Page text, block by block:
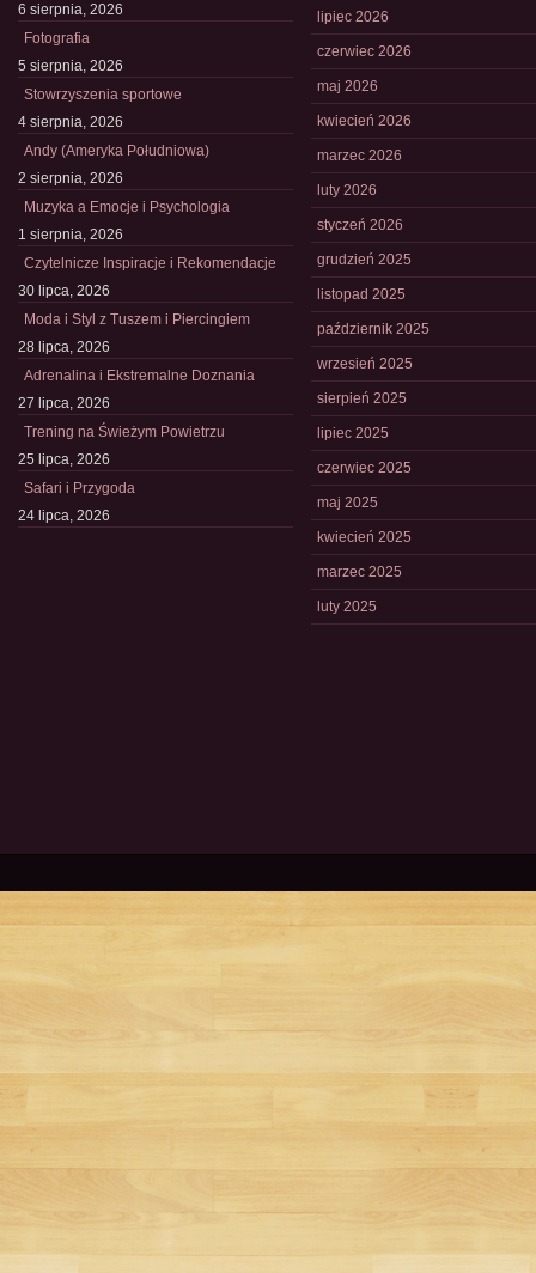
6 sierpnia, 2026
Fotografia
5 sierpnia, 2026
Stowrzyszenia sportowe
4 sierpnia, 2026
Andy (Ameryka Południowa)
2 sierpnia, 2026
Muzyka a Emocje i Psychologia
1 sierpnia, 2026
Czytelnicze Inspiracje i Rekomendacje
30 lipca, 2026
Moda i Styl z Tuszem i Piercingiem
28 lipca, 2026
Adrenalina i Ekstremalne Doznania
27 lipca, 2026
Trening na Świeżym Powietrzu
25 lipca, 2026
Safari i Przygoda
24 lipca, 2026
lipiec 2026
czerwiec 2026
maj 2026
kwiecień 2026
marzec 2026
luty 2026
styczeń 2026
grudzień 2025
listopad 2025
październik 2025
wrzesień 2025
sierpień 2025
lipiec 2025
czerwiec 2025
maj 2025
kwiecień 2025
marzec 2025
luty 2025